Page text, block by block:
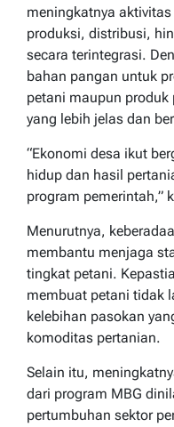
meningkatnya
produksi, distribusi,
secara terintegrasi.
bahan pangan untuk
petani maupun
yang lebih jelas dan
“Ekonomi desa ikut
hidup dan hasil
program pemerintah,”
Menurutnya,
membantu menjaga
tingkat petani.
membuat petani tidak
kelebihan pasokan
komoditas pertanian.
Selain itu,
dari program MBG
pertumbuhan sektor